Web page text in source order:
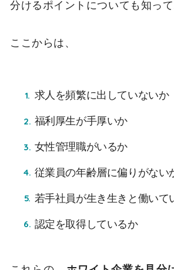
分けるポイントについても知って
ここからは、
求人を頻繁に出していないか
福利厚生が手厚いか
女性管理職がいるか
従業員の年齢層に偏りがない
若手社員が生き生きと働いて
認定を取得しているか